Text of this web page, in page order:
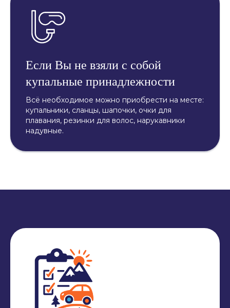
Если Вы не взяли с собой
купальные принадлежности
Всё необходимое можно приобрести на месте:
купальники, сланцы, шапочки, очки для
плавания, резинки для волос, нарукавники
надувные.